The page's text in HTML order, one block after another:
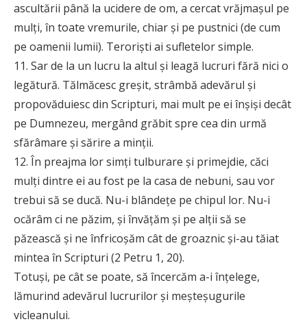
ascultării până la ucidere de om, a cercat vrăjmaşul pe
mulţi, în toate vremurile, chiar şi pe pustnici (de cum
pe oamenii lumii). Terorişti ai sufletelor simple.
11. Sar de la un lucru la altul şi leagă lucruri fără nici o
legătură. Tălmăcesc greşit, strâmbă adevărul şi
propovăduiesc din Scripturi, mai mult pe ei înşişi decât
pe Dumnezeu, mergând grăbit spre cea din urmă
sfărâmare şi sărire a minţii.
12. În preajma lor simţi tulburare şi primejdie, căci
mulţi dintre ei au fost pe la casa de nebuni, sau vor
trebui să se ducă. Nu-i blândeţe pe chipul lor. Nu-i
ocărâm ci ne păzim, şi învăţăm şi pe alţii să se
păzească şi ne înfricoşăm cât de groaznic şi-au tăiat
mintea în Scripturi (2 Petru 1, 20).
Totuşi, pe cât se poate, să încercăm a-i înţelege,
lămurind adevărul lucrurilor şi meşteşugurile
vicleanului.